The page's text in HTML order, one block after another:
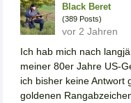
Black Beret
(389 Posts)
vor 2 Jahren
Ich hab mich nach
meiner 80er Jahre US-
ich bisher keine Antwort
goldenen